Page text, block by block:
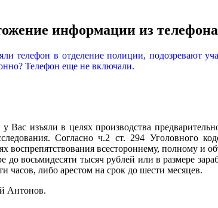
информации из
телефон в отделение полиции,
Телефон еще не включали.
изъяли в целях производства
Согласно ч.2 ст. 294 Уголовного
воспрепятствования всестороннему, полному и
до восьмидесяти тысяч рублей или в размере
часов, либо арестом на срок до шести месяцев.
Антонов.